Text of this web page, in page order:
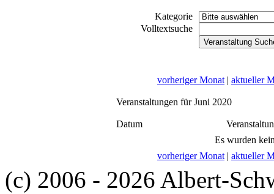
Kategorie
Volltextsuche
vorheriger Monat | aktueller
Veranstaltungen für Juni 2020
Datum
Es wurden
vorheriger Monat | aktueller
(c) 2006 - 2026 Albert-